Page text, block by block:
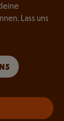
Lass uns